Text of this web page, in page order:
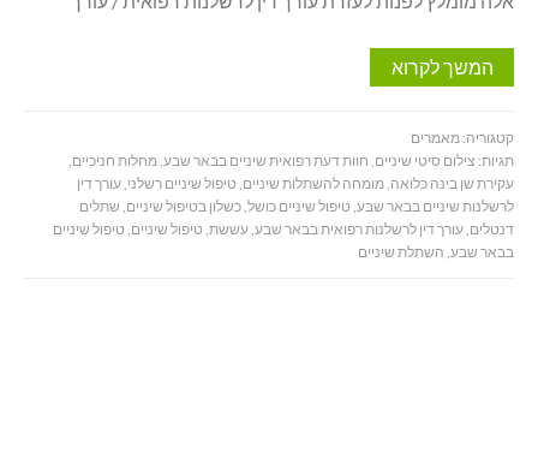
המשך לקרוא
קטגוריה: מאמרים
תגיות: צילום סיטי שיניים, חוות דעת רפואית שיניים בבאר שבע,מחלות חניכיים,
עקירת שן בינה כלואה,מומחה להשתלות שיניים, טיפול שיניים רשלני,עורך דין
לרשלנות שיניים בבאר שבע, טיפול שיניים כושל,כשלון בטיפול שיניים, שתלים
דנטלים,עורך דין לרשלנות רפואית בבאר שבע,עששת, טיפול שיניים, טיפול שיניים
בבאר שבע, השתלת שיניים